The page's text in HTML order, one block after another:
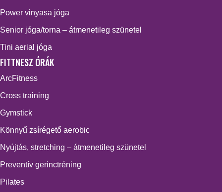
Power vinyasa jóga
Senior jóga/torna – átmenetileg szünetel
Tini aerial jóga
FITTNESZ ÓRÁK
ArcFitness
Cross training
Gymstick
Könnyű zsírégető aerobic
Nyújtás, stretching – átmenetileg szünetel
Preventív gerinctréning
Pilates